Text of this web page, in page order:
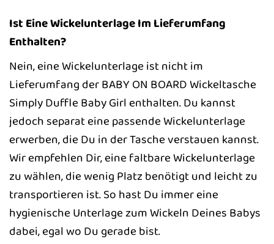
Ist Eine Wickelunterlage Im Lieferumfang
Enthalten?
Nein, eine Wickelunterlage ist nicht im
Lieferumfang der BABY ON BOARD Wickeltasche
Simply Duffle Baby Girl enthalten. Du kannst
jedoch separat eine passende Wickelunterlage
erwerben, die Du in der Tasche verstauen kannst.
Wir empfehlen Dir, eine faltbare Wickelunterlage
zu wählen, die wenig Platz benötigt und leicht zu
transportieren ist. So hast Du immer eine
hygienische Unterlage zum Wickeln Deines Babys
dabei, egal wo Du gerade bist.